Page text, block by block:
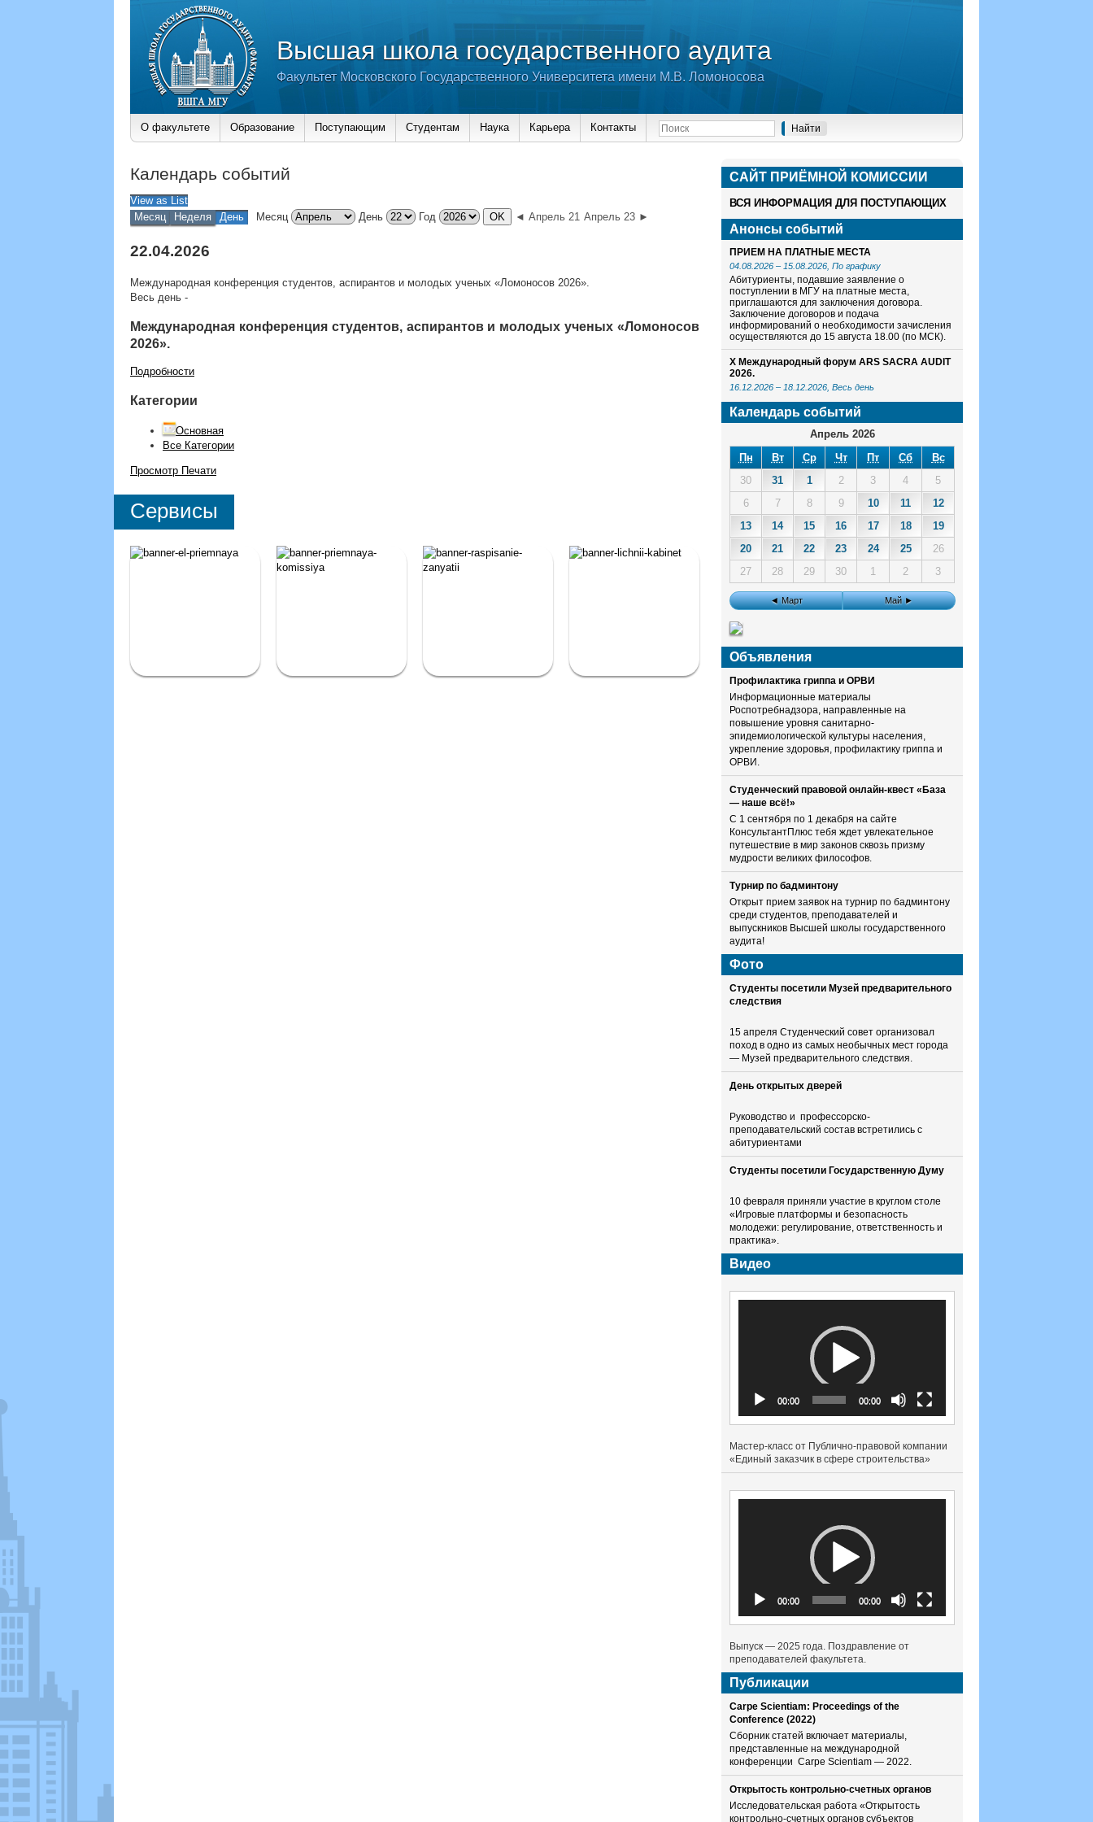
Высшая школа государственного аудита
Факультет Московского Государственного Университета имени М.В. Ломоносова
О факультете Образование Поступающим Студентам Наука Карьера Контакты
Календарь событий
View asList
Месяц
Неделя День Месяц День Год ◄ Апрель 21 Апрель 23 ►
22.04.2026
Международная конференция студентов, аспирантов и молодых ученых «Ломоносов 2026».
Весь день -
Международная конференция студентов, аспирантов и молодых ученых «Ломоносов
2026».
Подробности
Категории
Основная
Все Категории
Просмотр Печати
Сервисы
САЙТ ПРИЁМНОЙ КОМИСCИИ
ВСЯ ИНФОРМАЦИЯ ДЛЯ ПОСТУПАЮЩИХ
Анонсы событий
ПРИЕМ НА ПЛАТНЫЕ МЕСТА
04.08.2026 – 15.08.2026 , По графику
Абитуриенты, подавшие заявление о
поступлении в МГУ на платные места,
приглашаются для заключения договора.
Заключение договоров и подача
информирований о необходимости зачисления
осуществляются до 15 августа 18.00 (по МСК).
X Международный форум ARS SACRA AUDIT
2026.
16.12.2026 – 18.12.2026 , Весь день
Календарь событий
Апрель 2026
Пн
Вт Ср Чт Пт Сб
Вс
30
31 1 2 3 4
5
6
7 8 9 10 11
12
13
14 15 16 17 18
19
20
21 22 23 24 25
26
27
28 29 30 1 2 3
◄ Март Май ►
Объявления
Профилактика гриппа и ОРВИ
Информационные материалы
Роспотребнадзора, направленные на
повышение уровня санитарно-
эпидемиологической культуры населения,
укрепление здоровья, профилактику гриппа и
ОРВИ.
Студенческий правовой онлайн-квест «База
— наше всё!»
С 1 сентября по 1 декабря на сайте
КонсультантПлюс тебя ждет увлекательное
путешествие в мир законов сквозь призму
мудрости великих философов.
Турнир по бадминтону
Открыт прием заявок на турнир по бадминтону
среди студентов, преподавателей и
выпускников Высшей школы государственного
аудита!
Фото
Студенты посетили Музей предварительного
следствия
15 апреля Студенческий совет организовал
поход в одно из самых необычных мест города
— Музей предварительного следствия.
День открытых дверей
Руководство и профессорско-
преподавательский состав встретились с
абитуриентами
Студенты посетили Государственную Думу
10 февраля приняли участие в круглом столе
«Игровые платформы и безопасность
молодежи: регулирование, ответственность и
практика».
Видео
00:00 00:00
Мастер-класс от Публично-правовой компании
«Единый заказчик в сфере строительства»
00:00 00:00
Выпуск — 2025 года. Поздравление от
преподавателей факультета.
Публикации
Carpe Scientiam: Proceedings of the
Conference (2022)
Сборник статей включает материалы,
представленные на международной
конференции Carpe Scientiam — 2022.
Открытость контрольно-счетных органов
Исследовательская работа «Открытость
контрольно-счетных органов субъектов